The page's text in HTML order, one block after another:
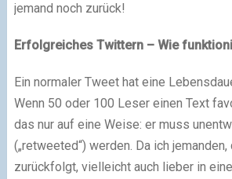
jemand noch zurück!
Erfolgreiches Twittern – Wie
Ein normaler Tweet hat eine
Wenn 50 oder 100 Leser einen Text
das nur auf eine Weise: er muss
(„retweeted“) werden. Da ich jemanden,
zurückfolgt, vielleicht auch lieber in